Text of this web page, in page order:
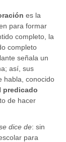
es la
para formar
completo, la
completo
señala un
así, sus
habla, conocido
predicado
de hacer
dice de: sin
para